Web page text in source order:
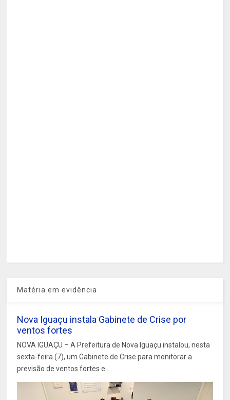
Matéria em evidência
Nova Iguaçu instala Gabinete de Crise por
ventos fortes
NOVA IGUAÇU – A Prefeitura de Nova Iguaçu instalou, nesta
sexta-feira (7), um Gabinete de Crise para monitorar a
previsão de ventos fortes e...